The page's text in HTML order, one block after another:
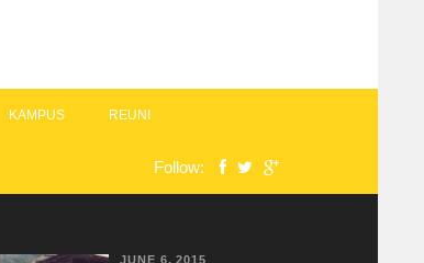
KAMPUS REUNI
Follow:
JUNE 6, 2015